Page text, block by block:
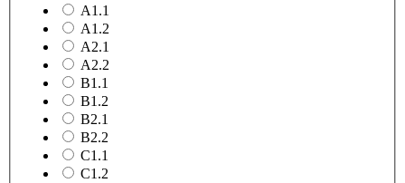
A1.1
A1.2
A2.1
A2.2
B1.1
B1.2
B2.1
B2.2
C1.1
C1.2